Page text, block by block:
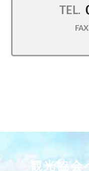
TEL.
観光協会